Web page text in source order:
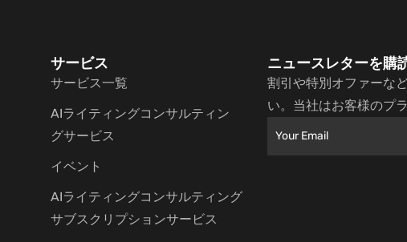
サービス
サービス一覧
AIライティングコンサルティン
グサービス
イベント
AIライティングコンサルティング
サブスクリプションサービス
ニュースレターを購
割引や特別オファーな
い。当社はお客様のプ